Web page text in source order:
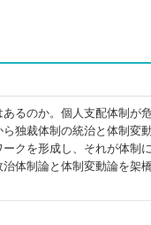
るのか。個人支配体制が
独裁体制の統治と体制変
クを形成し、それが体制
体制論と体制変動論を架